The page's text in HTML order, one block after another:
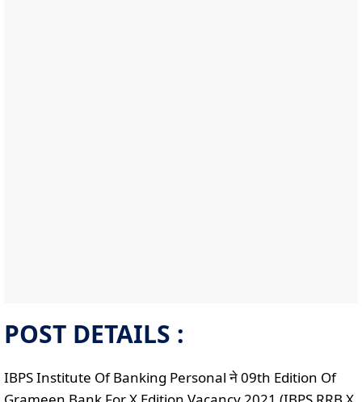
POST DETAILS :
IBPS Institute Of Banking Personal ने 09th Edition Of